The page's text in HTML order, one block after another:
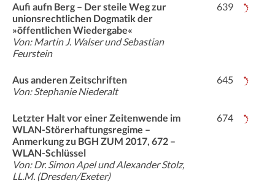
Aufi aufn Berg – Der steile Weg zur
unionsrechtlichen Dogmatik der
»öffentlichen Wiedergabe«
Von: Martin J. Walser und Sebastian
Feurstein
639
Aus anderen Zeitschriften
Von: Stephanie Niederalt
645
Letzter Halt vor einer Zeitenwende im
WLAN-Störerhaftungsregime –
Anmerkung zu BGH ZUM 2017, 672 –
WLAN-Schlüssel
Von: Dr. Simon Apel und Alexander Stolz,
LL.M. (Dresden/Exeter)
674